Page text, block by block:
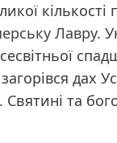
Лавру.
дах
та